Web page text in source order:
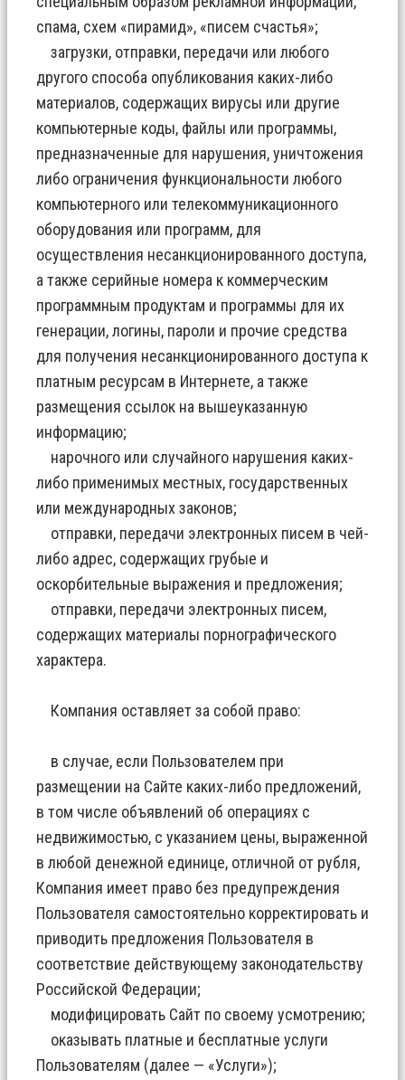
спама, схем «пирамид», «писем счастья»;
загрузки, отправки, передачи или любого
другого способа опубликования каких-либо
материалов, содержащих вирусы или другие
компьютерные коды, файлы или программы,
предназначенные для нарушения, уничтожения
либо ограничения функциональности любого
компьютерного или телекоммуникационного
оборудования или программ, для
осуществления несанкционированного доступа,
а также серийные номера к коммерческим
программным продуктам и программы для их
генерации, логины, пароли и прочие средства
для получения несанкционированного доступа к
платным ресурсам в Интернете, а также
размещения ссылок на вышеуказанную
информацию;
нарочного или случайного нарушения каких-
либо применимых местных, государственных
или международных законов;
отправки, передачи электронных писем в чей-
либо адрес, содержащих грубые и
оскорбительные выражения и предложения;
отправки, передачи электронных писем,
содержащих материалы порнографического
характера.
Компания оставляет за собой право:
в случае, если Пользователем при
размещении на Сайте каких-либо предложений,
в том числе объявлений об операциях с
недвижимостью, с указанием цены, выраженной
в любой денежной единице, отличной от рубля,
Компания имеет право без предупреждения
Пользователя самостоятельно корректировать и
приводить предложения Пользователя в
соответствие действующему законодательству
Российской Федерации;
модифицировать Сайт по своему усмотрению;
оказывать платные и бесплатные услуги
Пользователям (далее — «Услуги»);